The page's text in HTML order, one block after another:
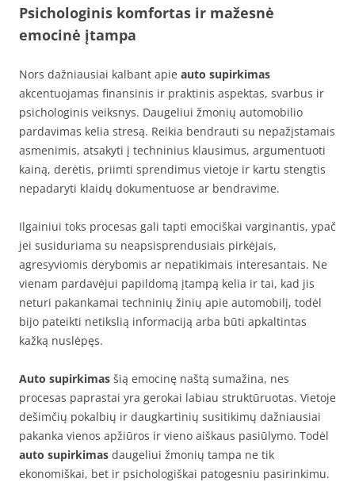
Psichologinis komfortas ir mažesnė
emocinė įtampa
Nors dažniausiai kalbant apie auto supirkimas
akcentuojamas finansinis ir praktinis aspektas, svarbus ir
psichologinis veiksnys. Daugeliui žmonių automobilio
pardavimas kelia stresą. Reikia bendrauti su nepažįstamais
asmenimis, atsakyti į techninius klausimus, argumentuoti
kainą, derėtis, priimti sprendimus vietoje ir kartu stengtis
nepadaryti klaidų dokumentuose ar bendravime.
Ilgainiui toks procesas gali tapti emociškai varginantis, ypač
jei susiduriama su neapsisprendusiais pirkėjais,
agresyviomis derybomis ar nepatikimais interesantais. Ne
vienam pardavėjui papildomą įtampą kelia ir tai, kad jis
neturi pakankamai techninių žinių apie automobilį, todėl
bijo pateikti netikslią informaciją arba būti apkaltintas
kažką nuslėpęs.
Auto supirkimas šią emocinę naštą sumažina, nes
procesas paprastai yra gerokai labiau struktūruotas. Vietoje
dešimčių pokalbių ir daugkartinių susitikimų dažniausiai
pakanka vienos apžiūros ir vieno aiškaus pasiūlymo. Todėl
auto supirkimas daugeliui žmonių tampa ne tik
ekonomiškai, bet ir psichologiškai patogesniu pasirinkimu.